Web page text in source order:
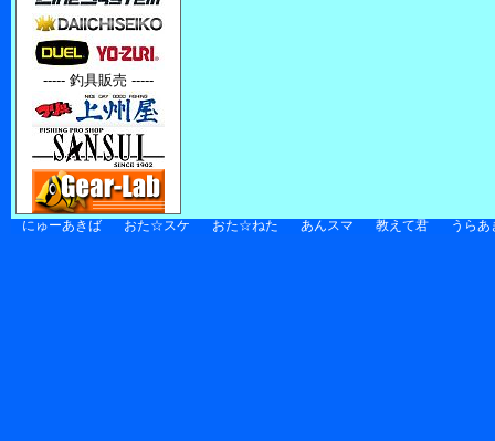
----- 釣具販売 -----
にゅーあきば おた☆スケ おた☆ねた あんスマ 教えて君 うらあ